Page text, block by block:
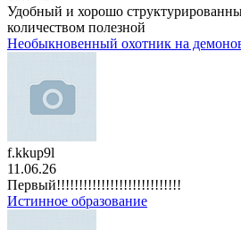
Удобный и хорошо
количеством полезной
Необыкновенный охотник на
f.kkup9l
11.06.26
Первый!!!!!!!!!!!!!!!!!!!!!!!!!!!!
Истинное образование